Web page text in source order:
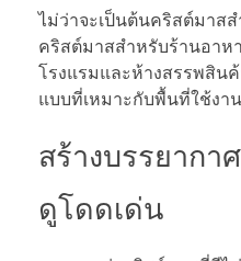
ไม่ว่าจะเป็นต้นคริสต์มาส
คริสต์มาสสำหรับร้านอาห
โรงแรมและห้างสรรพสิน
แบบที่เหมาะกับพื้นที่ใช้งา
สร้างบรรยากา
ดูโดดเด่น